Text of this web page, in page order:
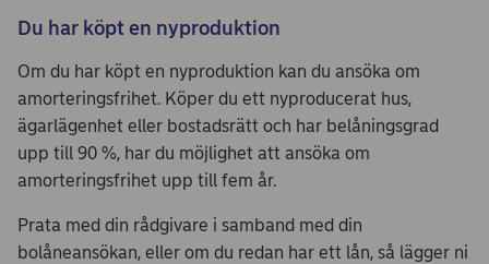
Du har köpt en nyproduktion
Om du har köpt en nyproduktion kan du ansöka om
amorteringsfrihet. Köper du ett nyproducerat hus,
ägarlägenhet eller bostadsrätt och har belåningsgrad
upp till 90 %, har du möjlighet att ansöka om
amorteringsfrihet upp till fem år.
Prata med din rådgivare i samband med din
bolåneansökan, eller om du redan har ett lån, så lägger ni